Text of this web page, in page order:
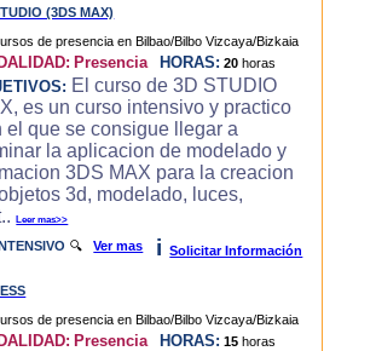
(3DS MAX)
Presencia HORAS: 20 horas
El curso de 3D STUDIO
es un curso intensivo y practico
el que se consigue llegar a
la aplicacion de modelado y
3DS MAX para la creacion
3d, modelado, luces,
Leer mas>>
🔍Ver mas i Solicitar Información
Presencia HORAS: 15 horas